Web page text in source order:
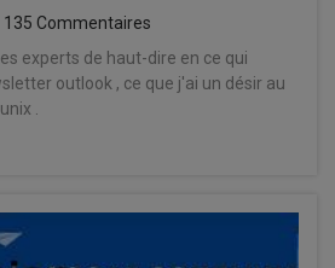
135 Commentaires
experts de haut-dire en ce qui
outlook , ce que j'ai un désir au
.